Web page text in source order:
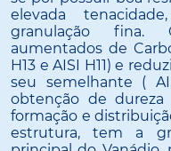
elevada
granulação fina.
aumentados de
H13 e AISI H11) e
seu semelhante (
obtenção de
formação e
estrutura, tem a